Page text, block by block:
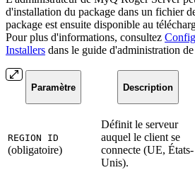
d'installation du package dans un fichier
package est ensuite disponible au
Pour plus d'informations, consultez
Installers dans le guide d'administration
Paramètre Description
REGION ID
(obligatoire)
Définit le serveur
auquel le client se
connecte (UE, États-
Unis).